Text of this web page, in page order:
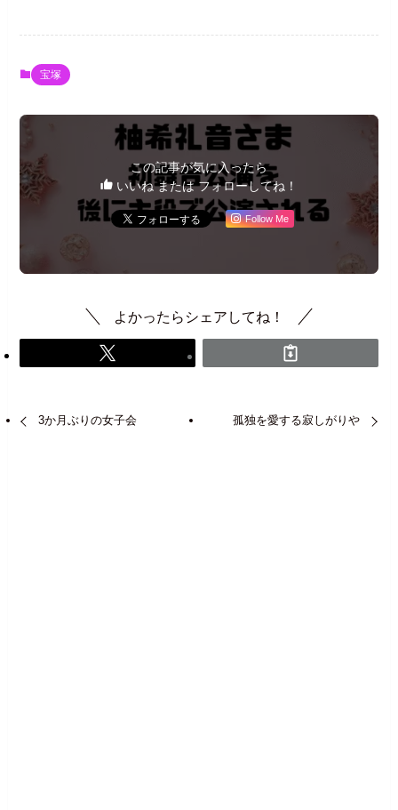
宝塚
この記事が気に入ったら
いいね または フォローしてね！
Follow Me
よかったらシェアしてね！
3か月ぶりの女子会 孤独を愛する寂しがりや